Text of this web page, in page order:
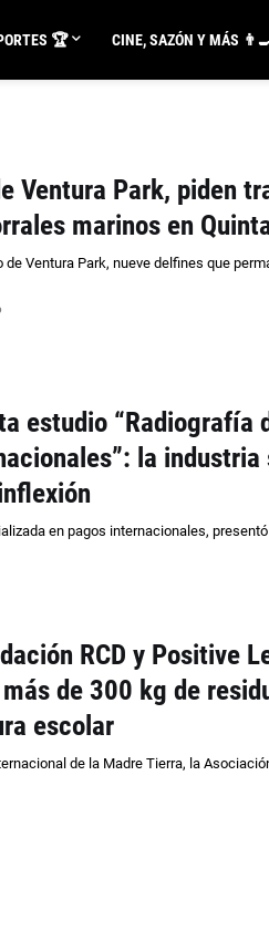
🏆 CINE, SAZÓN Y MÁS
Ventura Park, piden
marinos en
Ventura Park, nueve delfines que
estudio “Radiografía
la industria
en pagos internacionales,
RCD y Positive
de 300 kg de
escolar
de la Madre Tierra, la